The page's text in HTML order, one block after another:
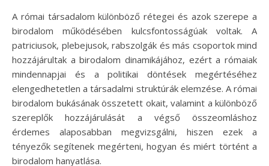
A római társadalom különböző rétegei és azok szerepe a
birodalom működésében kulcsfontosságúak voltak. A
patriciusok, plebejusok, rabszolgák és más csoportok mind
hozzájárultak a birodalom dinamikájához, ezért a rómaiak
mindennapjai és a politikai döntések megértéséhez
elengedhetetlen a társadalmi struktúrák elemzése. A római
birodalom bukásának összetett okait, valamint a különböző
szereplők hozzájárulását a végső összeomláshoz
érdemes alaposabban megvizsgálni, hiszen ezek a
tényezők segítenek megérteni, hogyan és miért történt a
birodalom hanyatlása.